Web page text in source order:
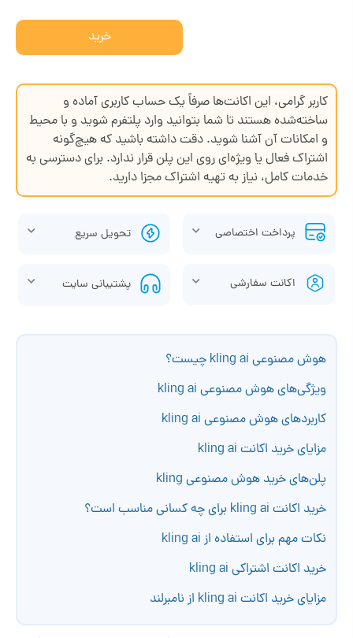
خرید
کاربر گرامی، این اکانت‌ها صرفاً یک حساب کاربری آماده و
ساخته‌شده هستند تا شما بتوانید وارد پلتفرم شوید و با محیط
و امکانات آن آشنا شوید. دقت داشته باشید که هیچ‌گونه
اشتراک فعال یا ویژه‌ای روی این پلن قرار ندارد. برای دسترسی به
خدمات کامل، نیاز به تهیه اشتراک مجزا دارید.
پرداخت اختصاصی تحویل سریع
اکانت سفارشی پشتیبانی سایت
هوش مصنوعی kling ai چیست؟
ویژگی‌های هوش مصنوعی kling ai
کاربردهای هوش مصنوعی kling ai
مزایای خرید اکانت kling ai
پلن‌های خرید هوش مصنوعی kling
خرید اکانت kling ai برای چه کسانی مناسب است؟
نکات مهم برای استفاده از kling ai
خرید اکانت اشتراکی kling ai
مزایای خرید اکانت kling ai از نامبرلند